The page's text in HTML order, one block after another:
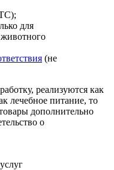
для
(не
реализуются как
лечебное питание, то
дополнительно
о